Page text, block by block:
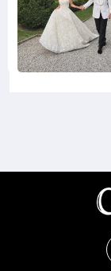
Снимка:
Инстаграм